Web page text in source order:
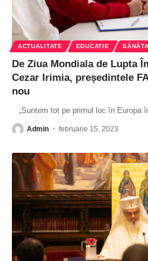
ACTUALITATE EDUCATIE
De Ziua Mondiala de Lupta
Cezar Irimia, președintele
nou
„Suntem tot pe primul loc în Europa
Admin februarie 15, 2023